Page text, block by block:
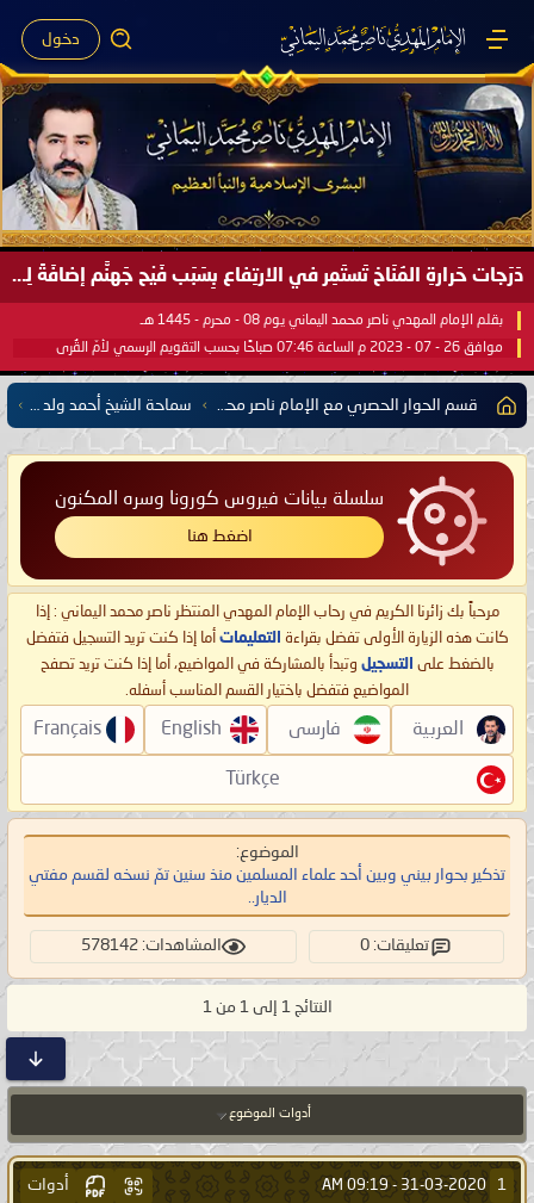
دخول
دَرَجات حَرارةِ المُنَاخ تَستَمِر في الارتِفاع بِسَبَب فَيْح جَهنَّم إضافَةً لِحرارةِ الشَّمس في مُحكَم القُرآن العَظيم ..
بقلم الإمام المهدي ناصر محمد اليماني يوم 08 - محرم - 1445 هـ
موافق 26 - 07 - 2023 م الساعة 07:46 صباحًا بحسب التقويم الرسمي لأمّ القُرى
سلسلة بيانات فيروس كورونا وسره المكنون
اضغط هنا
مرحباً بك زائرنا الكريم في رحاب الإمام المهدي المنتظر ناصر محمد اليماني : إذا
كانت هذه الزيارة الأولى تفضل بقراءة التعليمات أما إذا كنت تريد التسجيل فتفضل
بالضغط على التسجيل وتبدأ بالمشاركة في المواضيع، أما إذا كنت تريد تصفح
المواضيع فتفضل باختيار القسم المناسب أسفله.
العربية فارسی English
Français
Türkçe
الموضوع:
تذكير بحوار بيني وبين أحد علماء المسلمين منذ سنين تمّ نسخه لقسم مفتي
الديار..
تعليقات: 0 المشاهدات: 578142
النتائج 1 إلى 1 من 1
أدوات الموضوع
1
31-03-2020 -
09:19 AM أدوات